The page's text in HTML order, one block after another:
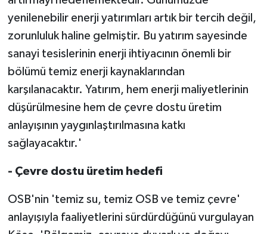
yenilenebilir enerji yatırımları artık bir tercih değil,
zorunluluk haline gelmiştir. Bu yatırım sayesinde
sanayi tesislerinin enerji ihtiyacının önemli bir
bölümü temiz enerji kaynaklarından
karşılanacaktır. Yatırım, hem enerji maliyetlerinin
düşürülmesine hem de çevre dostu üretim
anlayışının yaygınlaştırılmasına katkı
sağlayacaktır.'
- Çevre dostu üretim hedefi
OSB'nin 'temiz su, temiz OSB ve temiz çevre'
anlayışıyla faaliyetlerini sürdürdüğünü vurgulayan